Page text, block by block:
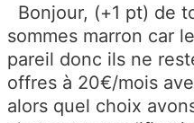
Bonjour, (+1 pt) de
sommes marron car
pareil donc ils ne
offres à 20€/mois
alors quel choix